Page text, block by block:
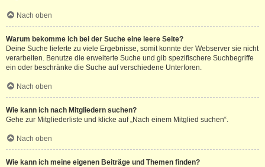
Nach oben
Warum bekomme ich bei der Suche eine leere Seite?
Deine Suche lieferte zu viele Ergebnisse, somit konnte der Webserver sie nicht
verarbeiten. Benutze die erweiterte Suche und gib spezifischere Suchbegriffe
ein oder beschränke die Suche auf verschiedene Unterforen.
Nach oben
Wie kann ich nach Mitgliedern suchen?
Gehe zur Mitgliederliste und klicke auf „Nach einem Mitglied suchen“.
Nach oben
Wie kann ich meine eigenen Beiträge und Themen finden?